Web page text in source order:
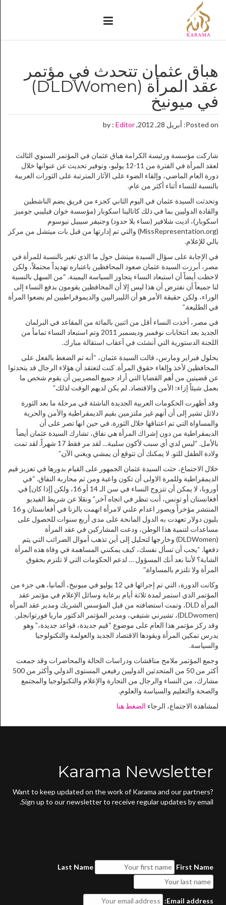
هباق عثمان تتحدث في مؤتمر
عقد المرأة (DLDWomen)
في ميونيخ
Posted on: أبريل 28, 2012, by : Editor
شاركت مؤسسة ورئيسة الكرامة هباق عثمان في المؤتمر السنوي الثالث
لعقد المرأة في الفترة من 11-12 يوليو، وتوفير تحديث عن عنوانها خلال
دورة العام الماضي، وإلقاء الضوء على الآثار المترتبة على الثورات العربية
بالنسبة للنساء أثناء أكثر من عام.
وتحدثت السيدة عثمان في اليوم الثاني كجزء من فريق يضم الناشطين
والقادة الدوليين بما في ذلك كاتالينا اسكوبار (مؤسسة خوان فيليبي جوميز
اسكوبار)، اديت شلافير (نساء بلا حدود) وجنيفر سيبيل نيوسوم
(MissRepresentation.org) والتي تم إدارتها من قبل بات ميتشل من مركز
بالي للإعلام.
في الإجابة على سؤال السيدة ميتشل حول ما الذي تغير بالنسبة للمرأة في
مصر، أبرزت السيدة عثمان صعود المحافظين باعتباره تهديداً محتملاً، ولكن
لاحظت أيضاً أن استبعاد النساء يتجاوز السياسة اليمينة. “من السهل بالنسبة
لنا جميعاً أن نفترض أن هذا ليس إلا أن المحافظين يقومون بدفع النساء إلى
الوراء، ولكن حقيقة الأمر هو أن الليبراليين والديموقراطيين لم يضعوا المرأة
في الطليعة.”
في مصر، أخذت النساء أقل من اثنين بالمائة من المقاعد في البرلمان
الجديد بعد انتخابات نوفمبر وديسمبر 2011 وتم استبعاد النساء تماماً من
اللجنة الدستورية التي أنشئت في أعقاب استقالة مبارك.
بحلول فبراير ومارس، قالت السيدة عثمان، “أنه تم الضغط بالفعل على
المحافظين لأخذ وإلغاء حقوق المرأة. كنت لتعتقد أن هؤلاء الرجال قد يتحدثوا
عن قضيتين من أهم القضايا التي أراد جميع المصريين أن يقوم شخص ما
بعمل شيئاً إزاء: الأمن والاقتصاد. لم يكن لديهم الوقت لذلك.”
وقد أظهرت الحكومات العربية الجديدة الناشئة في مرحلة ما بعد الثورة
دلائل تشير إلى أن أنهم غير ملتزمين بقيم الديمقراطية والأمن والحرية
والمساواة التي تم اعتناقها خلال الثورة. في حين انها تصر على أن
الديمقراطية من دون إشراك المرأة هي نفاق، تشارك السيدة عثمان أيضاً
بالأمل. “ليس لدي أي سبب لأكون سلبية… لقد مر فقط 17 شهراً. لقد تمت
ولادة الطفل للتو. لا يمكنك أن تتوقع أن يمشي ويغني الآن.”
خلال الاجتماع، حثت السيدة عثمان الجمهور على القيام بدورها في تعزيز قيم
الديمقراطية وللمرة الاولى أن تكون واعية ومن ثم محاربة النفاق. “في
أوروبا، لا يمكن أن تتزوج النساء في سن الـ 14 أو 16، ولكن [إذا كان] في
أفغانستان أو تونس، أنت تنظر في اتجاه آخر.” ونقلا عن شريط الفيديو
المنتشر مؤخراً ويصور اعدام علني لامرأة اتهمت بالزنا في أفغانستان و 16
بليون دولار تعهدت به الدول المانحة على مدى أربع سنوات للحصول على
مساعدات لتنمية هذا الوطن، ودعت المشاركين في عقد المرأة
(DLDWomen) وخارجها لتحليل إلى أين تذهب أموال الضرائب التي يتم
دفعها. “يجب أن تسأل نفسك، كيف يمكنني المساهمة في وفاة هذه المرأة
الشابة؟ لأننا نعد أنك المسؤول … لدعم الحكومات التي لا تلتزم بحقوق
المرأة ولا تلتزم بالمساواة.”
وكانت الدورة، التي تم إجرائها في 12 يوليو في ميونيخ، ألمانيا، هي جزء من
المؤتمر الذي استمر لمدة ثلاثة أيام برعاية وسائل الإعلام في مؤتمر عقد
المرأة DLD، وتمت استضافته من قبل المؤسس الشريك ومدير عقد المرأة
(DLDwomen)، تشيرني شتيفي، ومدير المؤتمر الدكتور ماريا فورتوانجلر.
وقد ركز مؤتمر هذا العام على موضوع “قيم جديدة، قواعد جديدة،” وهو
يدرس تمكين المرأة ويقودها الاقتصاد الجديد والعولمة والتكنولوجيا
والسياسة.
وجمع المؤتمر ملامح مناقشات ودراسات الحالة والمحاضرات وقد جمعت
أكثر من 50 من المتحدثين الدوليين رفيعي المستوى الدولي وأكثر من 500
مشارك، من النساء والرجال من التجارة والإعلام والتكنولوجيا والمجتمع
والصحة والتعليم والسياسة والعلوم.
لمشاهدة الاجتماع، الرجاء الضغط هنا
Karama Newsletter
Want to keep updated on the work of Karama and our partners?
Sign up to our newsletter to receive regular updates by email.
First Name
Last Name
Email address: